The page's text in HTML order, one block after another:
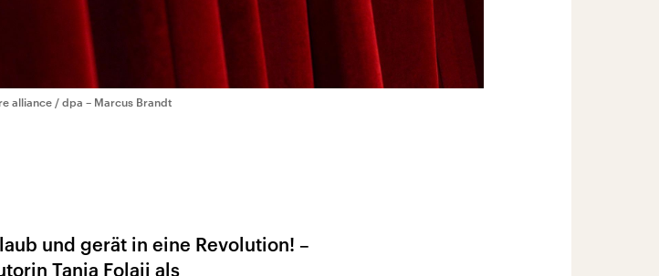
alliance / dpa – Marcus Brandt
und gerät in eine Revolution! –
Tania Folaji als